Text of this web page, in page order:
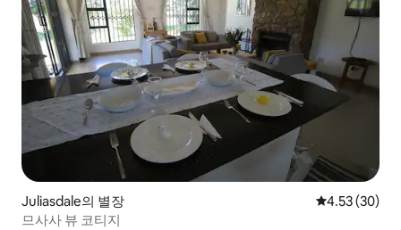
Juliasdale의 별장 평점 4.53점(5
4.53 (30)
므사사 뷰 코티지